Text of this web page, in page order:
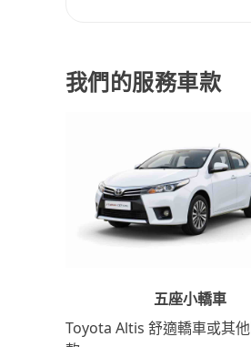
我們的服務車款
五座小轎車
Toyota Altis 舒適轎車或其